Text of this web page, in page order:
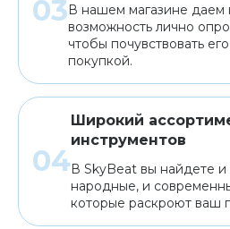
В нашем магазине даем
возможность лично
чтобы почувствовать
покупкой.
Широкий
инструментов
В SkyBeat вы найдете и
народные, и
которые раскроют ваш